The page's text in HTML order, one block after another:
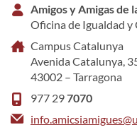
Amigos y Amigas de
Oficina de Igualdad y
Campus Catalunya
Avenida Catalunya,
43002 – Tarragona
977 297070